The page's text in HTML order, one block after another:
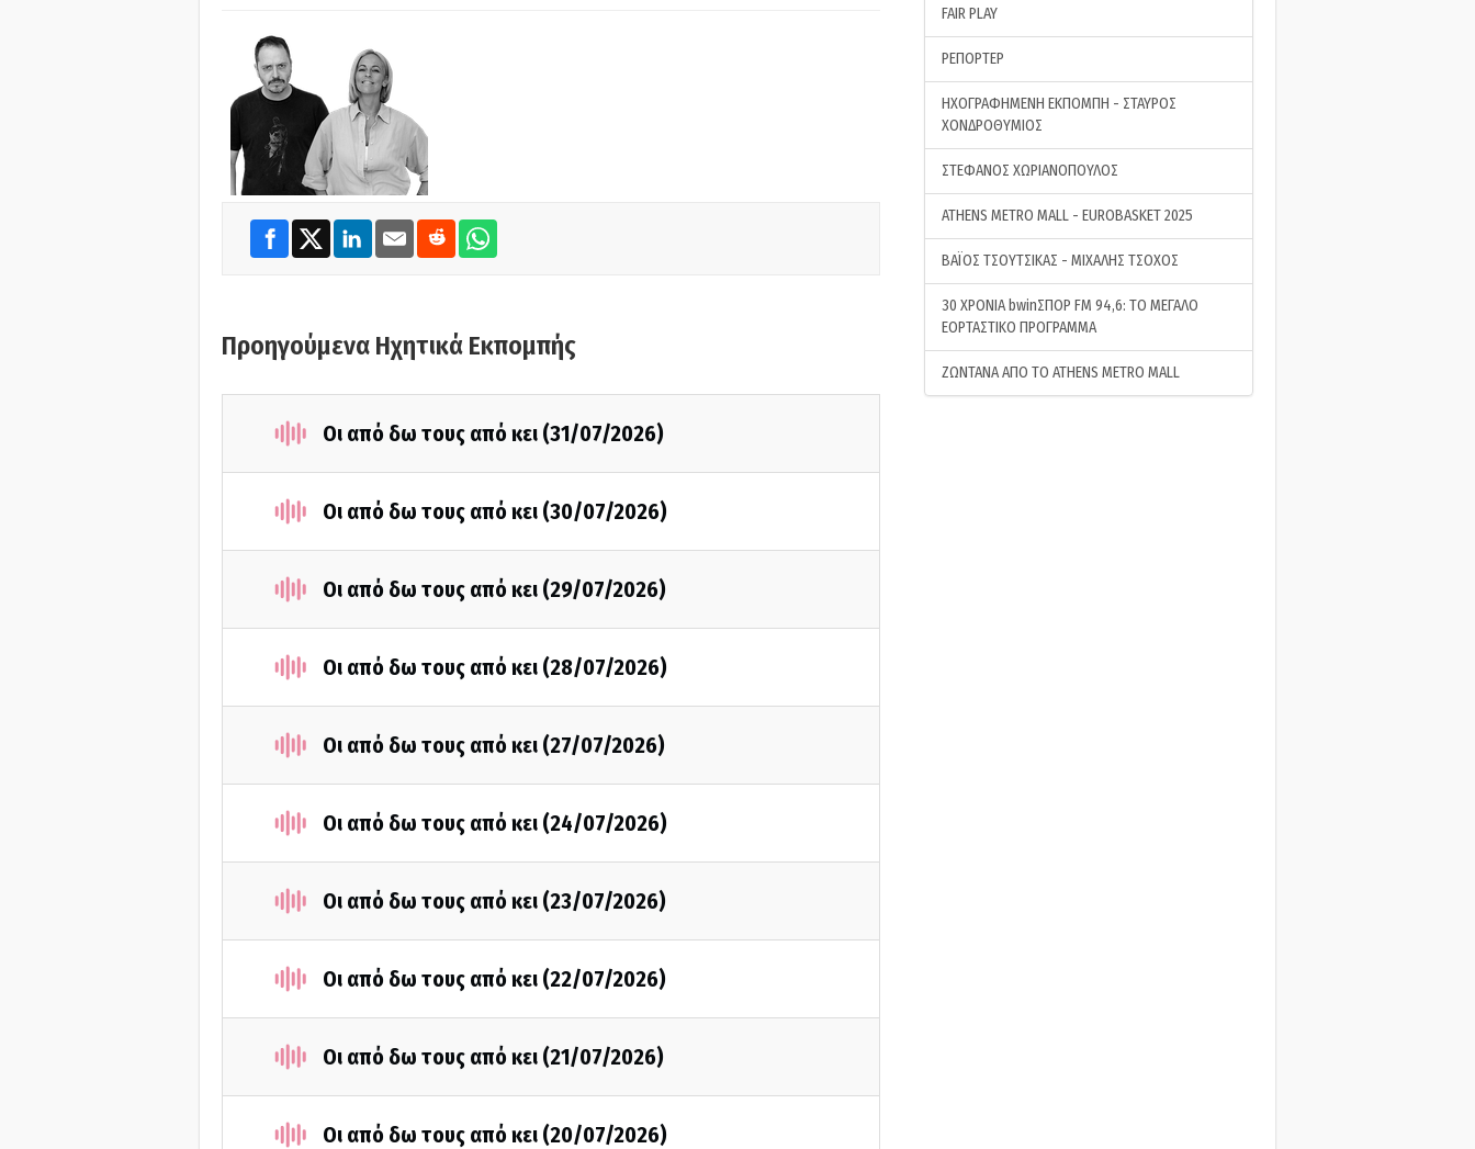
Προηγούμενα Ηχητικά Εκπομπής
Οι από δω τους από κει (31/07/2026)
Οι από δω τους από κει (30/07/2026)
Οι από δω τους από κει (29/07/2026)
Οι από δω τους από κει (28/07/2026)
Οι από δω τους από κει (27/07/2026)
Οι από δω τους από κει (24/07/2026)
Οι από δω τους από κει (23/07/2026)
Οι από δω τους από κει (22/07/2026)
Οι από δω τους από κει (21/07/2026)
Οι από δω τους από κει (20/07/2026)
FAIR PLAY
ΡΕΠΟΡΤΕΡ
ΗΧΟΓΡΑΦΗΜΕΝΗ ΕΚΠΟΜΠΗ - ΣΤΑΥΡΟΣ
ΧΟΝΔΡΟΘΥΜΙΟΣ
ΣΤΕΦΑΝΟΣ ΧΩΡΙΑΝΟΠΟΥΛΟΣ
ATHENS METRO MALL - EUROBASKET 2025
ΒΑΪΟΣ ΤΣΟΥΤΣΙΚΑΣ - ΜΙΧΑΛΗΣ ΤΣΟΧΟΣ
30 ΧΡΟΝΙΑ bwinΣΠΟΡ FM 94,6: ΤΟ ΜΕΓΑΛΟ
ΕΟΡΤΑΣΤΙΚΟ ΠΡΟΓΡΑΜΜΑ
ΖΩΝΤΑΝΑ ΑΠΟ ΤΟ ATHENS METRO MALL